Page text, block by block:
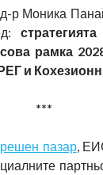
Моника
рамка
и
***
пазар,